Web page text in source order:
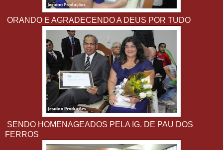
ORANDO E AGRADECENDO A DEUS POR TUDO
SENDO HOMENAGEADOS PELA IG. DE PAU DOS
FERROS